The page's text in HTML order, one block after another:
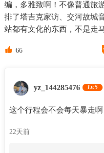
编，多雅致啊！不像普通旅
排了塔吉克家访、交河故城
站都有文化的东西，不是走
 66
yz_144285476 Lv.5
这个行程会不会每天暴走啊
22天前